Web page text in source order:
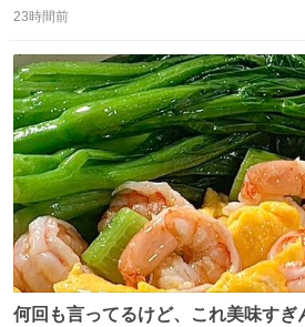
思っておらず大興奮しております か
たが、飛ばないということは弱って
うか…素敵すぎる
信
ト
数
数
23時間前
何回も言ってるけど、これ美味すぎ